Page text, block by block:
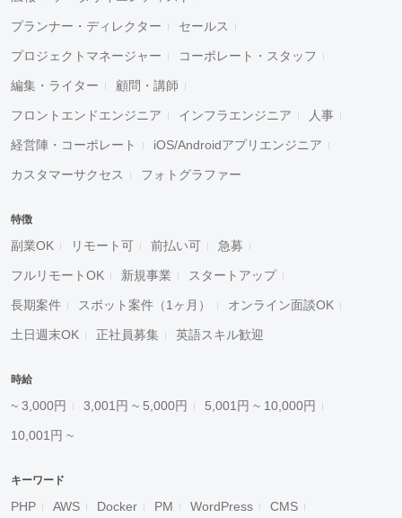
プランナー・ディレクター セールス
プロジェクトマネージャー コーポレート・スタッフ
編集・ライター 顧問・講師
フロントエンドエンジニア インフラエンジニア 人事
経営陣・コーポレート iOS/Androidアプリエンジニア
カスタマーサクセス フォトグラファー
特徴
副業OK リモート可 前払い可 急募
フルリモートOK 新規事業 スタートアップ
長期案件 スポット案件（1ヶ月） オンライン面談OK
土日週末OK 正社員募集 英語スキル歓迎
時給
~ 3,000円 3,001円 ~ 5,000円 5,001円 ~ 10,000円
10,001円 ~
キーワード
PHP AWS Docker PM WordPress CMS